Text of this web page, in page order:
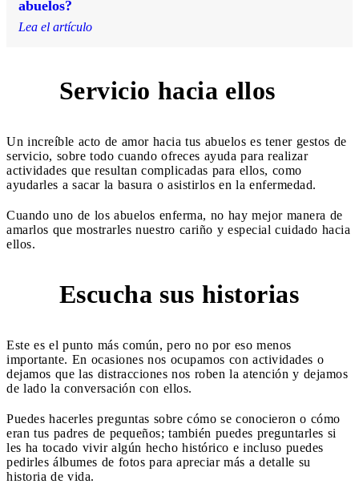
abuelos?
Lea el artículo
Servicio hacia ellos
Un increíble acto de amor hacia tus abuelos es tener gestos de
servicio, sobre todo cuando ofreces ayuda para realizar
actividades que resultan complicadas para ellos, como
ayudarles a sacar la basura o asistirlos en la enfermedad.
Cuando uno de los abuelos enferma, no hay mejor manera de
amarlos que mostrarles nuestro cariño y especial cuidado hacia
ellos.
Escucha sus historias
Este es el punto más común, pero no por eso menos
importante. En ocasiones nos ocupamos con actividades o
dejamos que las distracciones nos roben la atención y dejamos
de lado la conversación con ellos.
Puedes hacerles preguntas sobre cómo se conocieron o cómo
eran tus padres de pequeños; también puedes preguntarles si
les ha tocado vivir algún hecho histórico e incluso puedes
pedirles álbumes de fotos para apreciar más a detalle su
historia de vida.